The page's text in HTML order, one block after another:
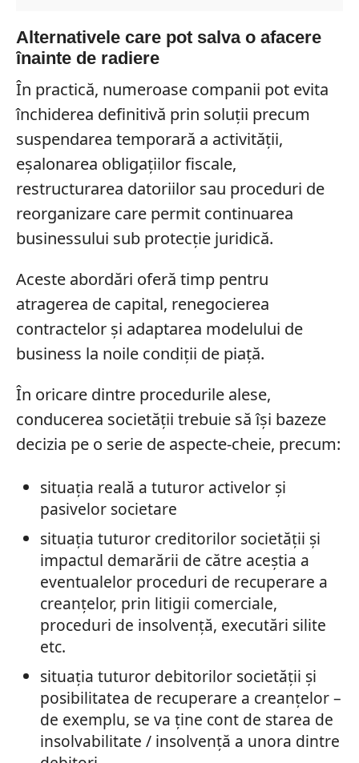
Alternativele care pot salva o afacere
înainte de radiere
În practică, numeroase companii pot evita
închiderea definitivă prin soluții precum
suspendarea temporară a activității,
eșalonarea obligațiilor fiscale,
restructurarea datoriilor sau proceduri de
reorganizare care permit continuarea
businessului sub protecție juridică.
Aceste abordări oferă timp pentru
atragerea de capital, renegocierea
contractelor și adaptarea modelului de
business la noile condiții de piață.
În oricare dintre procedurile alese,
conducerea societății trebuie să își bazeze
decizia pe o serie de aspecte-cheie, precum:
situația reală a tuturor activelor și
pasivelor societare
situația tuturor creditorilor societății și
impactul demarării de către aceștia a
eventualelor proceduri de recuperare a
creanțelor, prin litigii comerciale,
proceduri de insolvență, executări silite
etc.
situația tuturor debitorilor societății și
posibilitatea de recuperare a creanțelor –
de exemplu, se va ține cont de starea de
insolvabilitate / insolvență a unora dintre